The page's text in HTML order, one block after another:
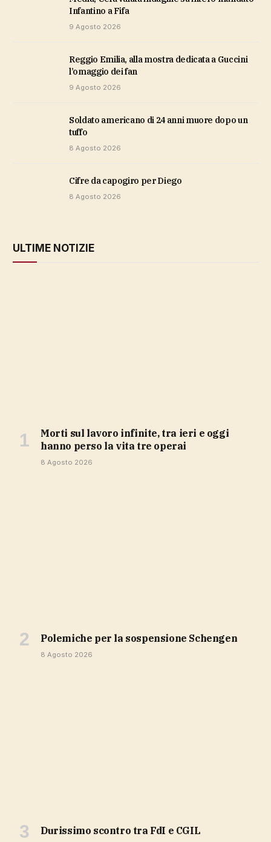
Infantino a Fifa
9 Agosto 2026
Reggio Emilia, alla mostra dedicata a Guccini
l’omaggio dei fan
9 Agosto 2026
soldato americano di 24 anni muore dopo un
tuffo
8 Agosto 2026
cifre da capogiro per Diego
8 Agosto 2026
ULTIME NOTIZIE
Morti sul lavoro infinite, tra ieri e oggi
hanno perso la vita tre operai
8 Agosto 2026
polemiche per la sospensione Schengen
8 Agosto 2026
durissimo scontro tra FdI e CGIL